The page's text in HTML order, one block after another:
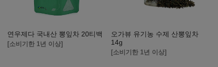
연우제다 국내산 뽕잎차 20티백
[소비기한 1년 이상]
오가뷰 유기농 수제 산뽕잎차
14g
[소비기한 1년 이상]